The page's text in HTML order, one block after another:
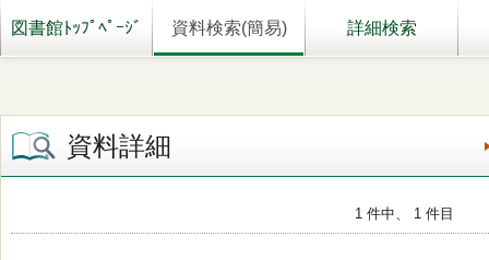
図書館ﾄｯﾌﾟﾍﾟｰｼﾞ 資料検索(簡易) 詳細検索
資料詳細
1 件中、 1 件目